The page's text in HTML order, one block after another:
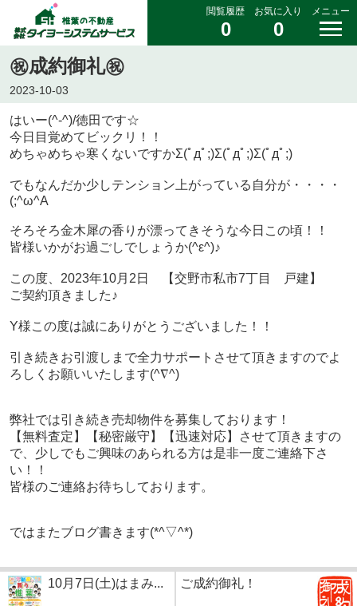
閲覧履歴
0
お気に入り
0
メニュー
㊗成約御礼㊗
2023-10-03
はいー(^-^)/徳田です☆
今日目覚めてビックリ！！
めちゃめちゃ寒くないですかΣ(ﾟдﾟ;)Σ(ﾟдﾟ;)Σ(ﾟдﾟ;)
でもなんだか少しテンション上がっている自分が・・・・
(;^ω^A
そろそろ金木犀の香りが漂ってきそうな今日この頃！！
皆様いかがお過ごしでしょうか(^ε^)♪
この度、2023年10月2日 【交野市私市7丁目 戸建】
ご契約頂きました♪
Y様この度は誠にありがとうございました！！
引き続きお引渡しまで全力サポートさせて頂きますのでよ
ろしくお願いいたします(^∇^)
弊社では引き続き売却物件を募集しております！
【無料査定】【秘密厳守】【迅速対応】させて頂きますの
で、少しでもご興味のあられる方は是非一度ご連絡下さ
い！！
皆様のご連絡お待ちしております。
ではまたブログ書きます(*^▽^*)
10月7日(土)はまみ... ご成約御礼！